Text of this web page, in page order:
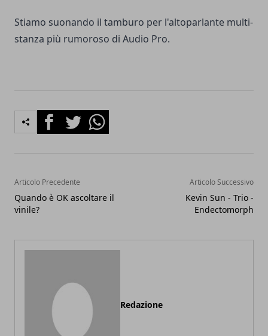
Stiamo suonando il tamburo per l'altoparlante multi-
stanza più rumoroso di Audio Pro.
FacebookTwitterWhatsapp
Articolo Precedente
Quando è OK ascoltare il
vinile?
Articolo Successivo
Kevin Sun - Trio -
Endectomorph
Redazione